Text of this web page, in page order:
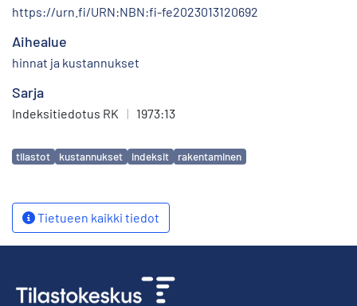
https://urn.fi/URN:NBN:fi-fe2023013120692
Aihealue
hinnat ja kustannukset
Sarja
Indeksitiedotus RK | 1973:13
Avainsanat
tilastot kustannukset indeksit rakentaminen
Tietueen kaikki tiedot